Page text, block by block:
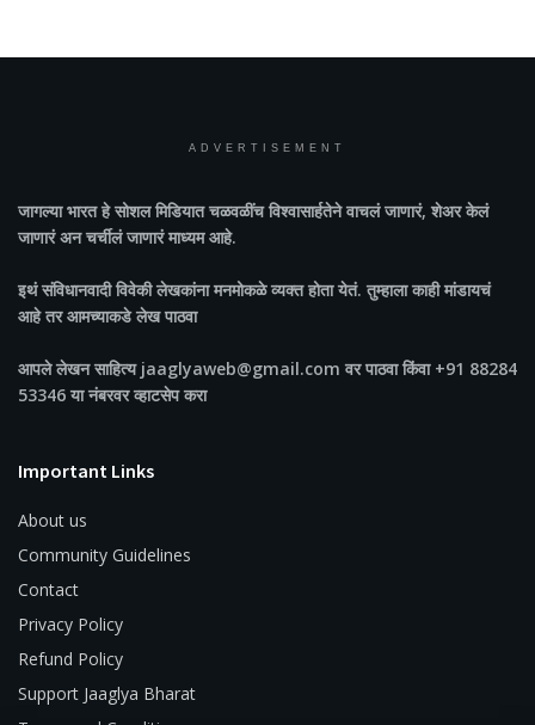
ADVERTISEMENT
जागल्या भारतहे सोशल मिडियात चळवळींच विश्वासार्हतेने वाचलं जाणारं, शेअर केलं
जाणारं अन चर्चीलं जाणारं माध्यम आहे.
इथं संविधानवादी विवेकी लेखकांना मनमोकळे व्यक्त होता येतं. तुम्हाला काही मांडायचं
आहे तर आमच्याकडे लेख पाठवा
आपले लेखन साहित्य jaaglyaweb@gmail.com वर पाठवा किंवा +91 88284
53346 या नंबरवर व्हाटसेप करा
Important Links
About us
Community Guidelines
Contact
Privacy Policy
Refund Policy
Support Jaaglya Bharat